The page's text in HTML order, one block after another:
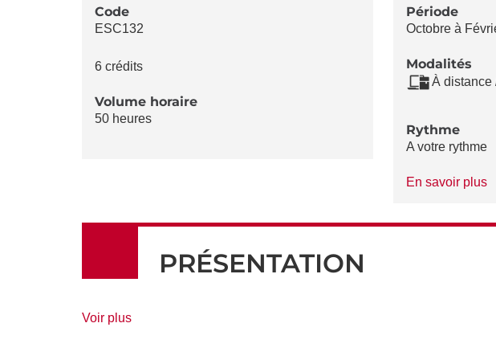
LA
Code
ESC132
6 crédits
Volume horaire
50 heures
Période
Octobre à
Modalités
À distance
Rythme
A votre rythme
En savoir plusà
PRÉSENTATION
Voir plusde